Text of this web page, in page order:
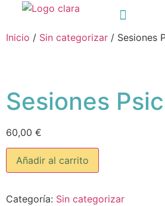
Inicio / Sin categorizar / Sesiones
Sesiones
60,00 €
Añadir al carrito
Categoría: Sin categorizar